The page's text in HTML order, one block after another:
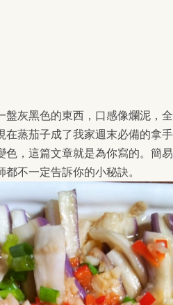
灰黑色的東西，口感像爛泥，
蒸茄子成了我家週末必備的拿
，這篇文章就是為你寫的。簡
不一定告訴你的小秘訣。